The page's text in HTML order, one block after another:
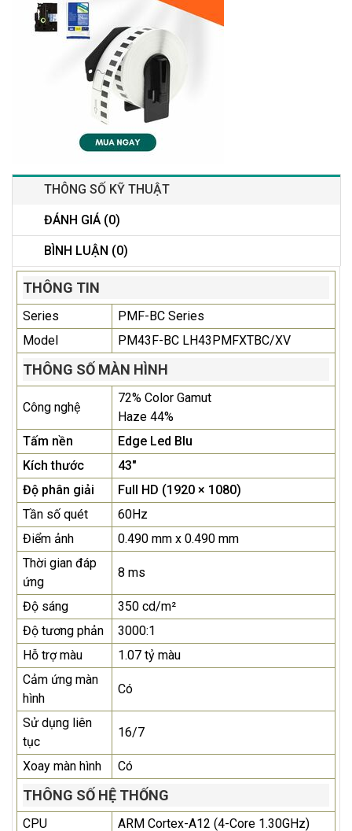
THÔNG SỐ KỸ THUẬT
ĐÁNH GIÁ (0)
BÌNH LUẬN (0)
THÔNG TIN
Series
PMF-BC Series
Model
PM43F-BC LH43PMFXTBC/XV
THÔNG SỐ MÀN HÌNH
Công nghệ
72% Color Gamut
Haze 44%
Tấm nền
Edge Led Blu
Kích thước
43"
Độ phân giải
Full HD (1920 × 1080)
Tần số quét
60Hz
Điểm ảnh
0.490 mm x 0.490 mm
Thời gian đáp
ứng
8 ms
Độ sáng
350 cd/m²
Độ tương phản
3000:1
Hỗ trợ màu
1.07 tỷ màu
Cảm ứng màn
hình
Có
Sử dụng liên
tục
16/7
Xoay màn hình Có
THÔNG SỐ HỆ THỐNG
CPU ARM Cortex-A12 (4-Core 1.30GHz)